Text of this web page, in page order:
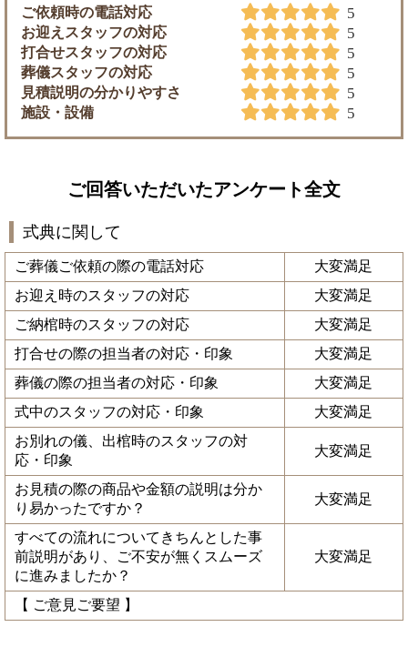
ご依頼時の電話対応 5
お迎えスタッフの対応 5
打合せスタッフの対応 5
葬儀スタッフの対応 5
見積説明の分かりやすさ 5
施設・設備 5
ご回答いただいたアンケート全文
式典に関して
ご葬儀ご依頼の際の電話対応
大変満足
お迎え時のスタッフの対応
大変満足
ご納棺時のスタッフの対応
大変満足
打合せの際の担当者の対応・印象
大変満足
葬儀の際の担当者の対応・印象
大変満足
式中のスタッフの対応・印象
大変満足
お別れの儀、出棺時のスタッフの対
応・印象
大変満足
お見積の際の商品や金額の説明は分か
り易かったですか？
大変満足
すべての流れについてきちんとした事
前説明があり、ご不安が無くスムーズ
に進みましたか？
大変満足
【 ご意見ご要望 】